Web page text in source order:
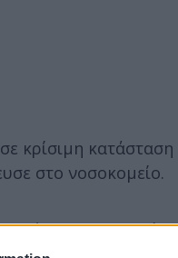
κρίσιμη κατάσταση
στο νοσοκομείο.
του